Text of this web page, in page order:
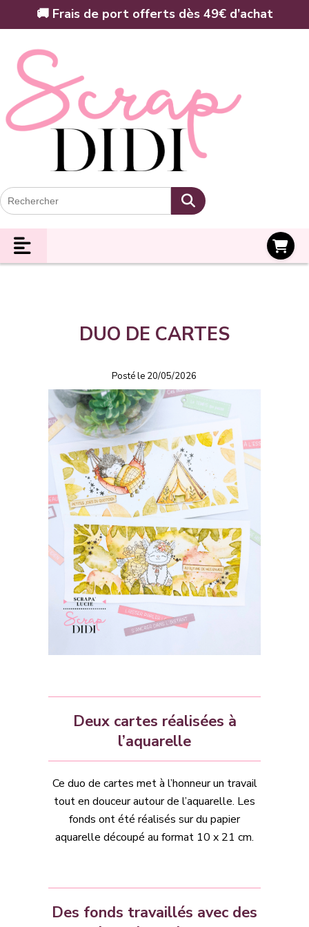
🚚 Frais de port offerts dès 49€ d’achat
DUO DE CARTES
Posté le 20/05/2026
Deux cartes réalisées à
l’aquarelle
Ce duo de cartes met à l’honneur un travail
tout en douceur autour de l’aquarelle. Les
fonds ont été réalisés sur du papier
aquarelle découpé au format 10 x 21 cm.
Des fonds travaillés avec des